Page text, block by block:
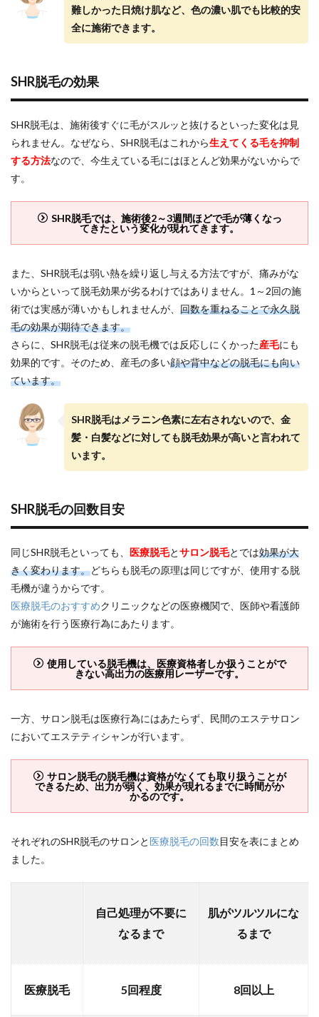
Q＆
A
効果
のは
い
つ？
3.2
にも
があ
SHR脱
毛は
美肌
効果
があ
るっ
て本
当？
4
SHR
脱毛
現！
難しかった日焼け肌など、色の濃い肌でも比較的安
全に施術できます。
SHR脱毛の効果
SHR脱毛は、施術後すぐに毛がスルッと抜けるといった変化は見
られません。なぜなら、SHR脱毛はこれから生えてくる毛を抑制
する方法なので、今生えている毛にはほとんど効果がないからで
す。
SHR脱毛では、施術後2～3週間ほどで毛が薄くなっ
てきたという変化が現れてきます。
また、SHR脱毛は弱い熱を繰り返し与える方法ですが、痛みがな
いからといって脱毛効果が劣るわけではありません。1～2回の施
術では実感が薄いかもしれませんが、 回数を重ねることで永久脱
毛の効果が期待できます。
さらに、SHR脱毛は従来の脱毛機では反応しにくかった産毛にも
効果的です。そのため、産毛の多い顔や背中などの脱毛にも向い
ています。
SHR脱毛はメラニン色素に左右されないので、金
髪・白髪などに対しても脱毛効果が高いと言われて
います。
SHR脱毛の回数目安
同じSHR脱毛といっても、 医療脱毛とサロン脱毛とでは効果が大
きく変わります。どちらも脱毛の原理は同じですが、使用する脱
毛機が違うからです。
医療脱毛のおすすめクリニックなどの医療機関で、医師や看護師
が施術を行う医療行為にあたります。
使用している脱毛機は、医療資格者しか扱うことがで
きない高出力の医療用レーザーです。
一方、サロン脱毛は医療行為にはあたらず、民間のエステサロン
においてエステティシャンが行います。
サロン脱毛の脱毛機は資格がなくても取り扱うことが
できるため、出力が弱く、効果が現れるまでに時間がか
かるのです。
それぞれのSHR脱毛のサロンと 医療脱毛の回数目安を表にまとめ
ました。
自己処理が不要に
なるまで
肌がツルツルにな
るまで
医療脱毛 5回程度 8回以上